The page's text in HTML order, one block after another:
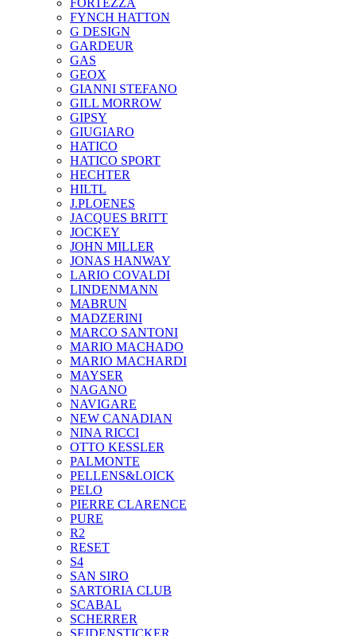
FYNCH HATTON
G DESIGN
GARDEUR
GAS
GEOX
GIANNI STEFANO
GILL MORROW
GIPSY
GIUGIARO
HATICO
HATICO SPORT
HECHTER
HILTL
J.PLOENES
JAСQUES BRITT
JOCKEY
JOHN MILLER
JONAS HANWAY
LARIO COVALDI
LINDENMANN
MABRUN
MADZERINI
MARCO SANTONI
MARIO MACHADO
MARIO MACHARDI
MAYSER
NAGANO
NAVIGARE
NEW CANADIAN
NINA RICCI
OTTO KESSLER
PALMONTE
PELLENS&LOICK
PELO
PIERRE CLARENCE
PURE
R2
RESET
S4
SAN SIRO
SARTORIA CLUB
SCABAL
SCHERRER
SEIDENSTICKER